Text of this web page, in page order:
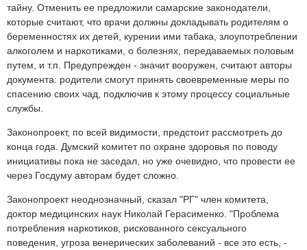
тайну. Отменить ее предложили самарские законодатели,
которые считают, что врачи должны докладывать родителям о
беременностях их детей, курении ими табака, злоупотреблении
алкоголем и наркотиками, о болезнях, передаваемых половым
путем, и т.п. Предупрежден - значит вооружен, считают авторы
документа: родители смогут принять своевременные меры по
спасению своих чад, подключив к этому процессу социальные
службы.
Законопроект, по всей видимости, предстоит рассмотреть до
конца года. Думский комитет по охране здоровья по поводу
инициативы пока не заседал, но уже очевидно, что провести ее
через Госдуму авторам будет сложно.
Законопроект неоднозначный, сказал "РГ" член комитета,
доктор медицинских наук Николай Герасименко. "Проблема
потребления наркотиков, рискованного сексуального
поведения, угроза венерических заболеваний - все это есть, -